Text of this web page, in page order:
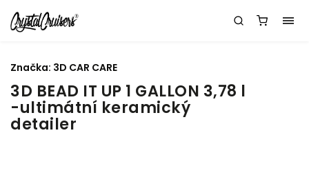
3D BEAD IT UP 1 GALLON 3,78 l
-ultimátní keramický
detailer
Značka: 3D CAR CARE